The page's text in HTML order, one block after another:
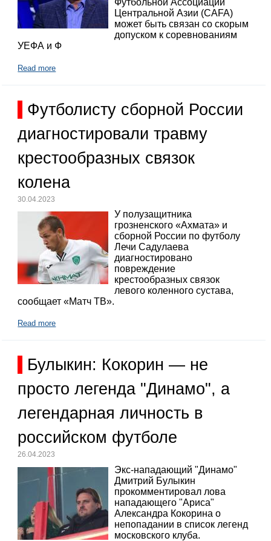
Футбольной Ассоциации
Центральной Азии (CAFA)
может быть связан со скорым
допуском к соревнованиям
УЕФА и Ф
Read more
Футболисту сборной России
диагностировали травму
крестообразных связок
колена
30.04.2023
У полузащитника
грозненского «Ахмата» и
сборной России по футболу
Лечи Садулаева
диагностировано
повреждение
крестообразных связок
левого коленного сустава,
сообщает «Матч ТВ».
Read more
Булыкин: Кокорин — не
просто легенда "Динамо", а
легендарная личность в
российском футболе
26.04.2023
Экс-нападающий "Динамо"
Дмитрий Булыкин
прокомментировал лова
нападающего "Ариса"
Александра Кокорина о
непопадании в список легенд
московского клуба.